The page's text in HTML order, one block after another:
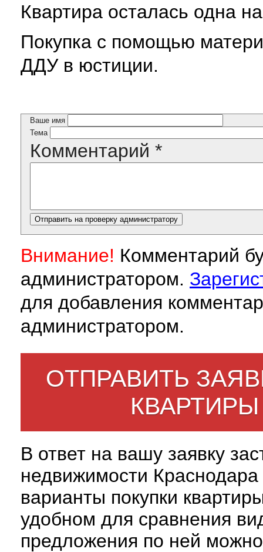
Квартира осталась одна
Покупка с помощью
ДДУ в юстиции.
Ваше имя
Тема
Комментарий *
Внимание! Комментарий
администратором.
для добавления
администратором.
ОТПРАВИТЬ
В ответ на вашу заявку
недвижимости
варианты покупки
удобном для сравнения
предложения по ней